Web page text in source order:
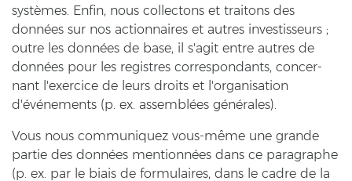
systèmes. Enfin, nous coll­ec­tons et trai­tons des
données sur nos ac­ti­onn­aires et autres in­ves­tis­seurs ;
outre les données de base, il s'agit entre autres de
données pour les re­gis­tres cor­re­spond­ants, con­cer­
nant l'ex­er­ci­ce de leurs droits et l'or­ga­ni­sa­ti­on
d'événements (p. ex. assemblées générales).
Vous nous com­mu­ni­quez vous-​même une gran­de
par­tie des données mentionnées dans ce pa­ra­gra­phe
(p. ex. par le biais de for­mu­lai­res, dans le cadre de la